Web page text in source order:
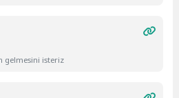
gelmesini isteriz